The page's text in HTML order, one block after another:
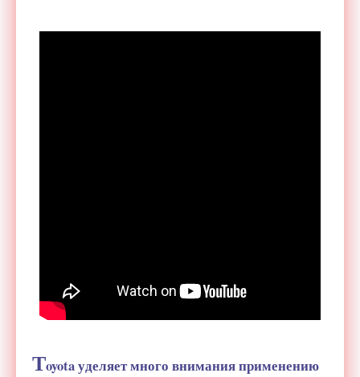
Toyota уделяет много внимания применению